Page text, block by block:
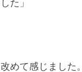
た」
めて感じました。